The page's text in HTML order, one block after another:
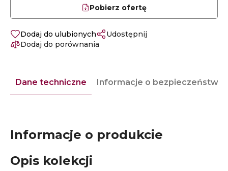
Pobierz ofertę
Dodaj do ulubionych
Udostępnij
Dodaj do porównania
Dane techniczne Informacje o bezpieczeństwie
Informacje o produkcie
Opis kolekcji